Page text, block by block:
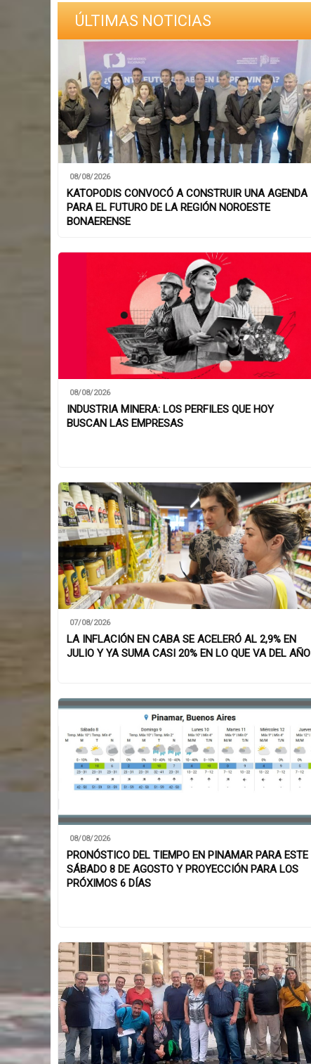
ÚLTIMAS NOTICIAS
08/08/2026
KATOPODIS CONVOCÓ A CONSTRUIR UNA AGENDA
PARA EL FUTURO DE LA REGIÓN NOROESTE
BONAERENSE
08/08/2026
INDUSTRIA MINERA: LOS PERFILES QUE HOY
BUSCAN LAS EMPRESAS
07/08/2026
LA INFLACIÓN EN CABA SE ACELERÓ AL 2,9% EN
JULIO Y YA SUMA CASI 20% EN LO QUE VA DEL AÑO
08/08/2026
PRONÓSTICO DEL TIEMPO EN PINAMAR PARA ESTE
SÁBADO 8 DE AGOSTO Y PROYECCIÓN PARA LOS
PRÓXIMOS 6 DÍAS